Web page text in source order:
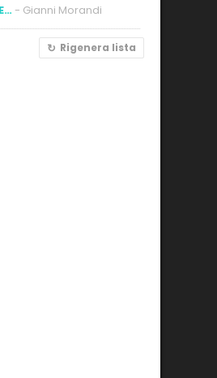
- Gianni Morandi
Rigenera lista